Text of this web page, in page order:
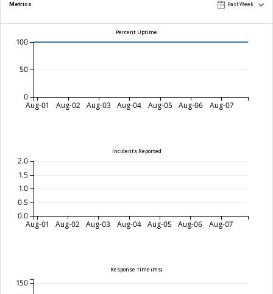
Metrics Past Week
Percent Uptime
Aug-01 Aug-02 Aug-03 Aug-04 Aug-05 Aug-06 Aug-07
0
50
100
Incidents Reported
Aug-01 Aug-02 Aug-03 Aug-04 Aug-05 Aug-06 Aug-07
0.0
0.5
1.0
1.5
2.0
Response Time (ms)
150